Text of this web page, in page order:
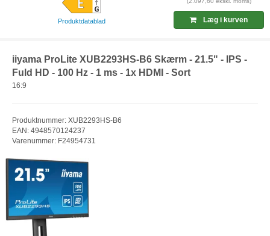
Produktdatablad Læg i kurven
iiyama ProLite XUB2293HS-B6 Skærm - 21.5" - IPS -
Fuld HD - 100 Hz - 1 ms - 1x HDMI - Sort
16:9
Produktnummer: XUB2293HS-B6
EAN: 4948570124237
Varenummer: F24954731